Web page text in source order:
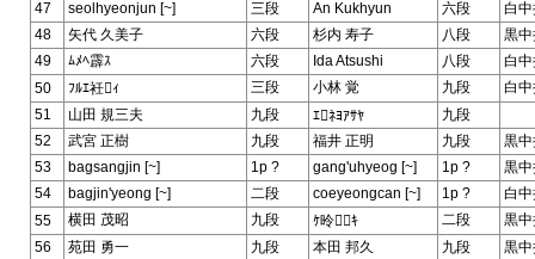
47
seolhyeonjun [~] 三段 An Kukhyun 六段
白
48
矢代 久美子 六段 杉内 寿子 八段
黒
49
ﾑﾒﾍ霹ｽ 六段 Ida Atsushi 八段
白
50
ﾌﾙｴ衽ｨ 三段 小林 覚 九段
白
51
山田 規三夫 九段 ｴﾈﾖｱｻﾔ
九段
52
武宮 正樹 九段 福井 正明 九段
黒
53
bagsangjin [~] 1p ? gang'uhyeog [~] 1p ?
黒
54
bagjin'yeong [~] 二段 coeyeongcan [~] 1p ?
白
55
横田 茂昭 九段 ｹ昤ｷ 二段
黒
56
苑田 勇一 九段 本田 邦久 九段
黒